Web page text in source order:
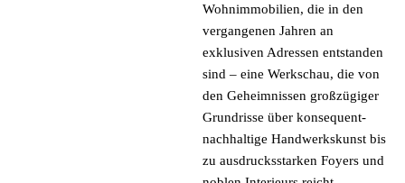
Wohnimmobilien, die in den
vergangenen Jahren an
exklusiven Adressen entstanden
sind – eine Werkschau, die von
den Geheimnissen großzügiger
Grundrisse über konsequent-
nachhaltige Handwerkskunst bis
zu ausdrucksstarken Foyers und